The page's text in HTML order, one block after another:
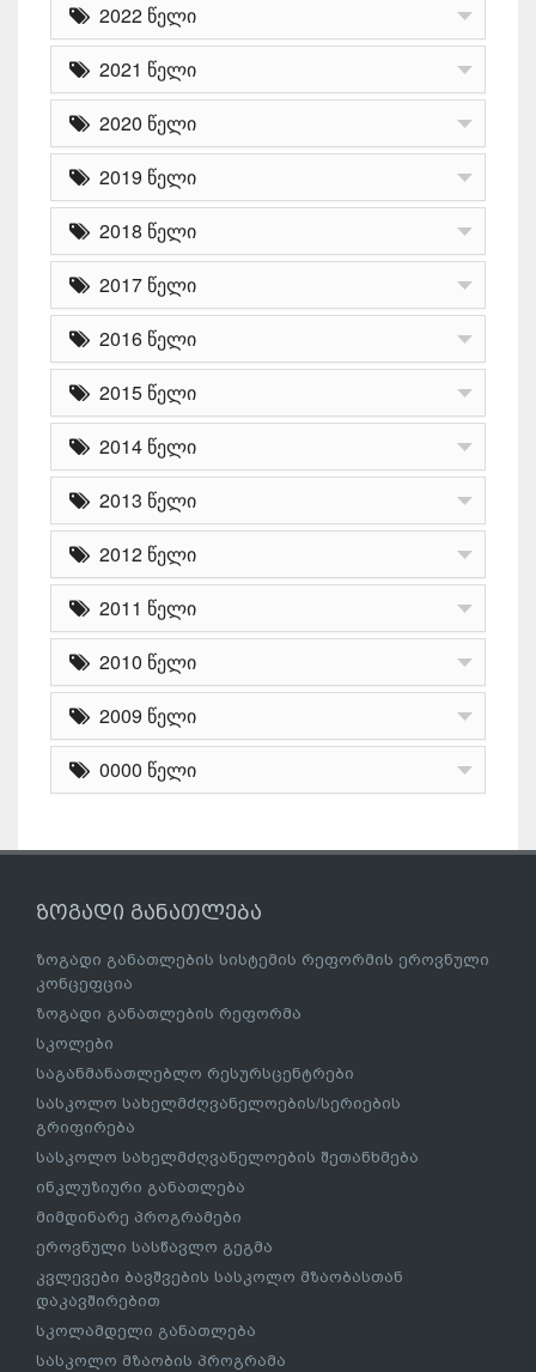
2022 წელი
2021 წელი
2020 წელი
2019 წელი
2018 წელი
2017 წელი
2016 წელი
2015 წელი
2014 წელი
2013 წელი
2012 წელი
2011 წელი
2010 წელი
2009 წელი
0000 წელი
ზოგადი განათლება
ზოგადი განათლების სისტემის რეფორმის ეროვნული
კონცეფცია
ზოგადი განათლების რეფორმა
სკოლები
საგანმანათლებლო რესურსცენტრები
სასკოლო სახელმძღვანელოების/სერიების
გრიფირება
სასკოლო სახელმძღვანელოების შეთანხმება
ინკლუზიური განათლება
მიმდინარე პროგრამები
ეროვნული სასწავლო გეგმა
კვლევები ბავშვების სასკოლო მზაობასთან
დაკავშირებით
სკოლამდელი განათლება
სასკოლო მზაობის პროგრამა